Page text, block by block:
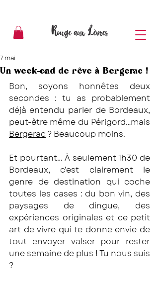
Un week-end de rêve à Bergerac !
7 mai
Bon, soyons honnêtes deux
secondes : tu as probablement
déjà entendu parler de Bordeaux,
Bergerac ? Beaucoup moins.
Et pourtant… À seulement 1h30 de
Bordeaux, c’est clairement le
genre de destination qui coche
toutes les cases : du bon vin, des
paysages de dingue, des
expériences originales et ce petit
art de vivre qui te donne envie de
tout envoyer valser pour rester
une semaine de plus ! Tu nous suis
?